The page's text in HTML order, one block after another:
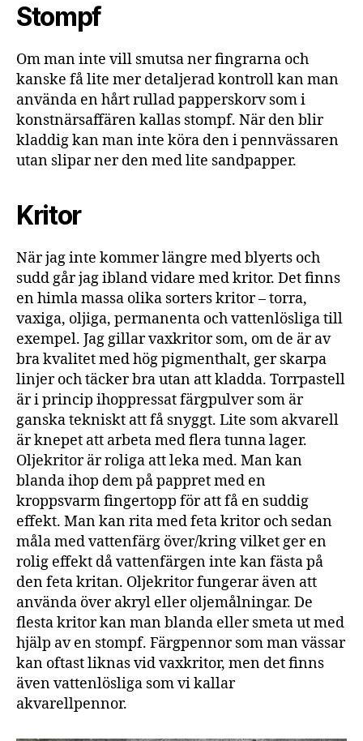
Stompf
Om man inte vill smutsa ner fingrarna och
kanske få lite mer detaljerad kontroll kan man
använda en hårt rullad papperskorv som i
konstnärsaffären kallas stompf. När den blir
kladdig kan man inte köra den i pennvässaren
utan slipar ner den med lite sandpapper.
Kritor
När jag inte kommer längre med blyerts och
sudd går jag ibland vidare med kritor. Det finns
en himla massa olika sorters kritor – torra,
vaxiga, oljiga, permanenta och vattenlösliga till
exempel. Jag gillar vaxkritor som, om de är av
bra kvalitet med hög pigmenthalt, ger skarpa
linjer och täcker bra utan att kladda. Torrpastell
är i princip ihoppressat färgpulver som är
ganska tekniskt att få snyggt. Lite som akvarell
är knepet att arbeta med flera tunna lager.
Oljekritor är roliga att leka med. Man kan
blanda ihop dem på pappret med en
kroppsvarm fingertopp för att få en suddig
effekt. Man kan rita med feta kritor och sedan
måla med vattenfärg över/kring vilket ger en
rolig effekt då vattenfärgen inte kan fästa på
den feta kritan. Oljekritor fungerar även att
använda över akryl eller oljemålningar. De
flesta kritor kan man blanda eller smeta ut med
hjälp av en stompf. Färgpennor som man vässar
kan oftast liknas vid vaxkritor, men det finns
även vattenlösliga som vi kallar
akvarellpennor.
il
l
u
s
t
r
a
ti
o